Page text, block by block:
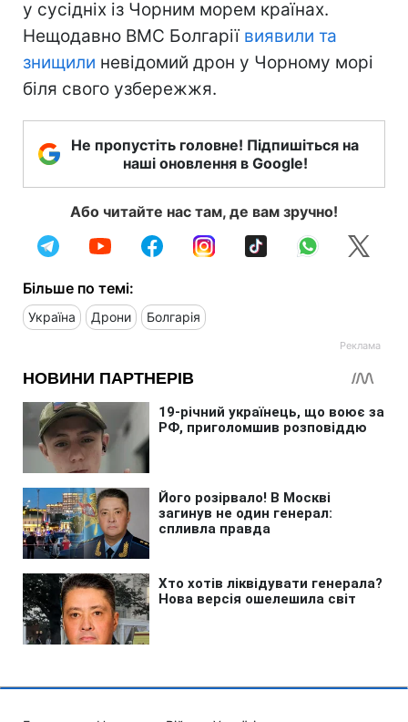
у сусідніх із Чорним морем країнах.
Нещодавно ВМС Болгарії виявили та
знищили невідомий дрон у Чорному морі
біля свого узбережжя.
Не пропустіть головне! Підпишіться на
наші оновлення в Google!
Або читайте нас там, де вам зручно!
Більше по темі:
Україна Дрони Болгарія